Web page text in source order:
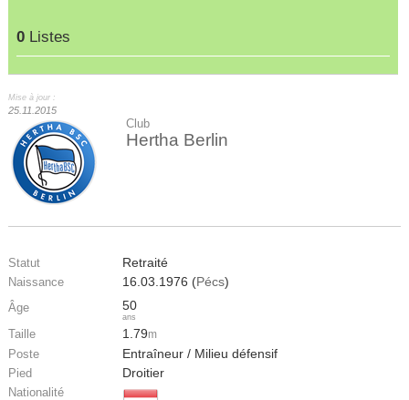
0 Listes
Mise à jour :
25.11.2015
Club
Hertha Berlin
Statut Retraité
Naissance 16.03.1976 (Pécs)
Âge 50
ans
Taille 1.79m
Poste Entraîneur / Milieu défensif
Pied Droitier
Nationalité